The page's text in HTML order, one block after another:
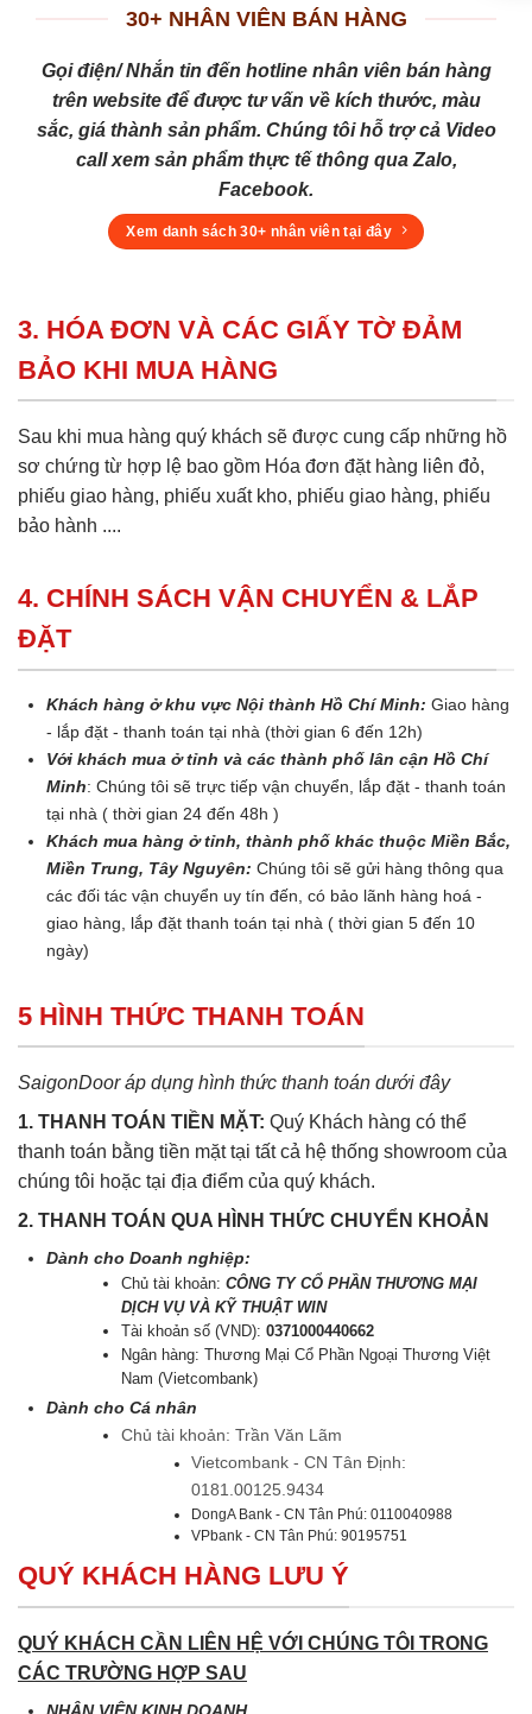
30+ NHÂN VIÊN BÁN HÀNG
Gọi điện/ Nhắn tin đến hotline nhân viên bán hàng
trên website để được tư vấn về kích thước, màu
sắc, giá thành sản phẩm. Chúng tôi hỗ trợ cả Video
call xem sản phẩm thực tế thông qua Zalo,
Facebook.
Xem danh sách 30+ nhân viên tại đây
3. HÓA ĐƠN VÀ CÁC GIẤY TỜ ĐẢM
BẢO KHI MUA HÀNG
Sau khi mua hàng quý khách sẽ được cung cấp những hồ
sơ chứng từ hợp lệ bao gồm Hóa đơn đặt hàng liên đỏ,
phiếu giao hàng, phiếu xuất kho, phiếu giao hàng, phiếu
bảo hành ....
4. CHÍNH SÁCH VẬN CHUYỂN & LẮP
ĐẶT
Khách hàng ở khu vực Nội thành Hồ Chí Minh: Giao hàng
- lắp đặt - thanh toán tại nhà (thời gian 6 đến 12h)
Với khách mua ở tỉnh và các thành phố lân cận Hồ Chí
Minh: Chúng tôi sẽ trực tiếp vận chuyển, lắp đặt - thanh toán
tại nhà ( thời gian 24 đến 48h )
Khách mua hàng ở tỉnh, thành phố khác thuộc Miền Bắc,
Miền Trung, Tây Nguyên: Chúng tôi sẽ gửi hàng thông qua
các đối tác vận chuyển uy tín đến, có bảo lãnh hàng hoá -
giao hàng, lắp đặt thanh toán tại nhà ( thời gian 5 đến 10
ngày)
5 HÌNH THỨC THANH TOÁN
SaigonDoor áp dụng hình thức thanh toán dưới đây
1. THANH TOÁN TIỀN MẶT: Quý Khách hàng có thể
thanh toán bằng tiền mặt tại tất cả hệ thống showroom của
chúng tôi hoặc tại địa điểm của quý khách.
2. THANH TOÁN QUA HÌNH THỨC CHUYỂN KHOẢN
Dành cho Doanh nghiệp:
Chủ tài khoản:CÔNG TY CỔ PHẦN THƯƠNG MẠI
DỊCH VỤ VÀ KỸ THUẬT WIN
Tài khoản số (VND):0371000440662
Ngân hàng: Thương Mại Cổ Phần Ngoại Thương Việt
Nam (Vietcombank)
Dành cho Cá nhân
Chủ tài khoản: Trần Văn Lãm
Vietcombank - CN Tân Định:
0181.00125.9434
DongA Bank - CN Tân Phú: 0110040988
VPbank - CN Tân Phú: 90195751
QUÝ KHÁCH HÀNG LƯU Ý
QUÝ KHÁCH CẦN LIÊN HỆ VỚI CHÚNG TÔI TRONG
CÁC TRƯỜNG HỢP SAU